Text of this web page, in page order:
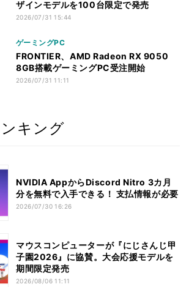
ザインモデルを100台限定で発売
2026/07/31 15:44
ゲーミングPC
FRONTIER、AMD Radeon RX 9050
8GB搭載ゲーミングPC受注開始
2026/07/31 11:11
キング
NVIDIA AppからDiscord Nitro 3カ月
分を無料で入手できる！ 支払情報が必要
2026/07/30 16:26
マウスコンピューターが『にじさんじ甲
子園2026』に協賛。大会応援モデルを
期間限定発売
2026/08/06 11:11